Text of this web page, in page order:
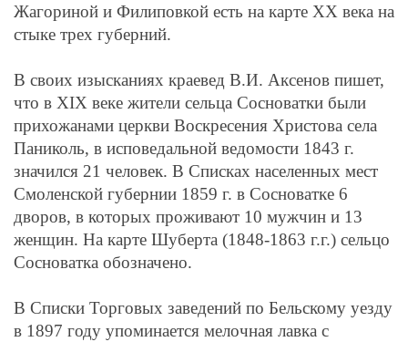
Жагориной и Филиповкой есть на карте ХХ века на
стыке трех губерний.
В своих изысканиях краевед В.И. Аксенов пишет,
что в XIX веке жители сельца Сосноватки были
прихожанами церкви Воскресения Христова села
Паниколь, в исповедальной ведомости 1843 г.
значился 21 человек. В Списках населенных мест
Смоленской губернии 1859 г. в Сосноватке 6
дворов, в которых проживают 10 мужчин и 13
женщин. На карте Шуберта (1848-1863 г.г.) сельцо
Сосноватка обозначено.
В Списки Торговых заведений по Бельскому уезду
в 1897 году упоминается мелочная лавка с